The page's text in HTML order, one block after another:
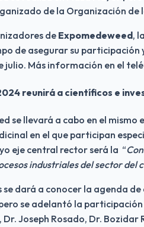
de la Organización de
de Expomedeweed,
de asegurar su participación
julio. Más información en el
reunirá a científicos e
se llevará a cabo en el mismo
en el que participan
eje central rector será la  “
industriales del sector del
se adelantó la
Dr. Joseph Rosado, Dr.